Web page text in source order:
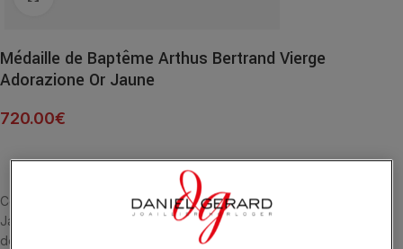
Médaille de Baptême Arthus Bertrand Vierge
Adorazione Or Jaune
720.00€
Cette médaille de forme ronde à la finition polie sablée est en Or
Jaune 750/1000. Sur la pièce de la médaille, l’effigie de la Vierge
de profil s’inspirant de celle du peintre Italien Filippo Lippi y est